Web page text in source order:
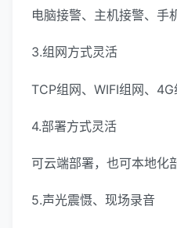
电脑接警、主机接警、手
3.组网方式灵活
TCP组网、WIFI组网、4G
4.部署方式灵活
可云端部署，也可本地化
5.声光震慑、现场录音